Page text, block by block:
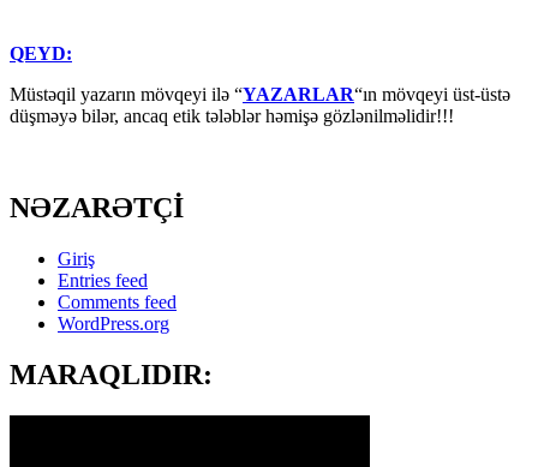
QEYD:
Müstəqil yazarın mövqeyi ilə “YAZARLAR“ın mövqeyi üst-üstə
düşməyə bilər, ancaq etik tələblər həmişə gözlənilməlidir!!!
NƏZARƏTÇİ
Giriş
Entries feed
Comments feed
WordPress.org
MARAQLIDIR: